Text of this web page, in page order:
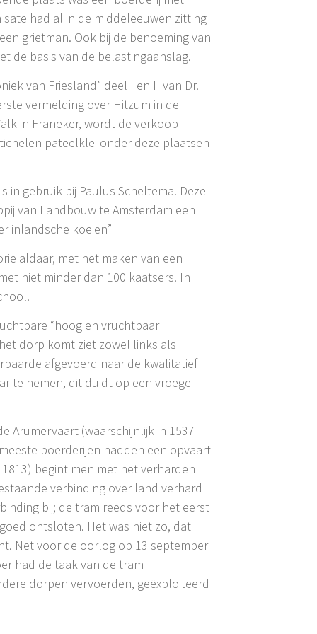
had al in de middeleeuwen zitting
grietman. Ook bij de benoeming van
de basis van de belastingaanslag.
van Friesland” deel I en II van Dr.
vermelding over Hitzum in de
in Franeker, wordt de verkoop
pateelklei onder deze plaatsen
gebruik bij Paulus Scheltema. Deze
van Landbouw te Amsterdam een
inlandsche koeien”
aldaar, met het maken van een
niet minder dan 100 kaatsers. In
“hoog en vruchtbaar
dorp komt ziet zowel links als
afgevoerd naar de kwalitatief
te nemen, dit duidt op een vroege
Arumervaart (waarschijnlijk in 1537
boerderijen hadden een opvaart
begint men met het verharden
verbinding over land verhard
bij; de tram reeds voor het eerst
ontsloten. Het was niet zo, dat
Net voor de oorlog op 13 september
had de taak van de tram
dorpen vervoerden, geëxploiteerd